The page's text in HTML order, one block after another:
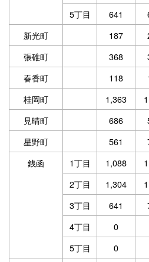
5丁目
641
新光町
187
張碓町
368
春香町
118
桂岡町
1,363
見晴町
686
星野町
561
銭函
1丁目 1,088
2丁目
1,304
3丁目
641
4丁目
0
5丁目
0